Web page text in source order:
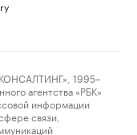
1995–
агентства «РБК»
информации
связи,